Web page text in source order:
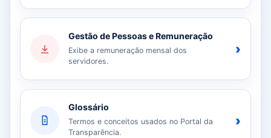
Gestão de Pessoas e Remuneração
Exibe a remuneração mensal dos
servidores.
›
Glossário
Termos e conceitos usados no Portal da
Transparência.
›